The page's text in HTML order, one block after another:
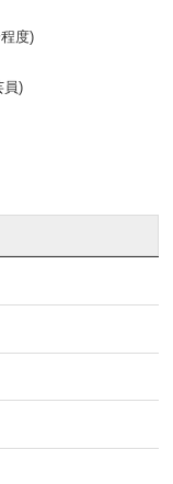
度)
)